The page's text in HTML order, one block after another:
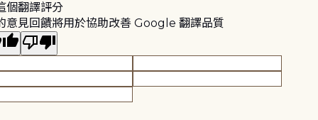
個翻譯評分
意見回饋將用於協助改善 Google 翻譯品質